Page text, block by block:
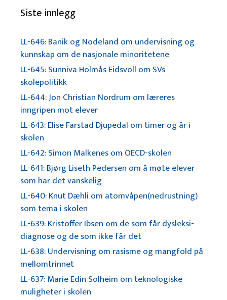
Siste innlegg
LL-646: Banik og Nodeland om undervisning og
kunnskap om de nasjonale minoritetene
LL-645: Sunniva Holmås Eidsvoll om SVs
skolepolitikk
LL-644: Jon Christian Nordrum om læreres
inngripen mot elever
LL-643: Elise Farstad Djupedal om timer og år i
skolen
LL-642: Simon Malkenes om OECD-skolen
LL-641: Bjørg Liseth Pedersen om å møte elever
som har det vanskelig
LL-640: Knut Dæhli om atomvåpen(nedrustning)
som tema i skolen
LL-639: Kristoffer Ibsen om de som får dysleksi-
diagnose og de som ikke får det
LL-638: Undervisning om rasisme og mangfold på
mellomtrinnet
LL-637: Marie Edin Solheim om teknologiske
muligheter i skolen